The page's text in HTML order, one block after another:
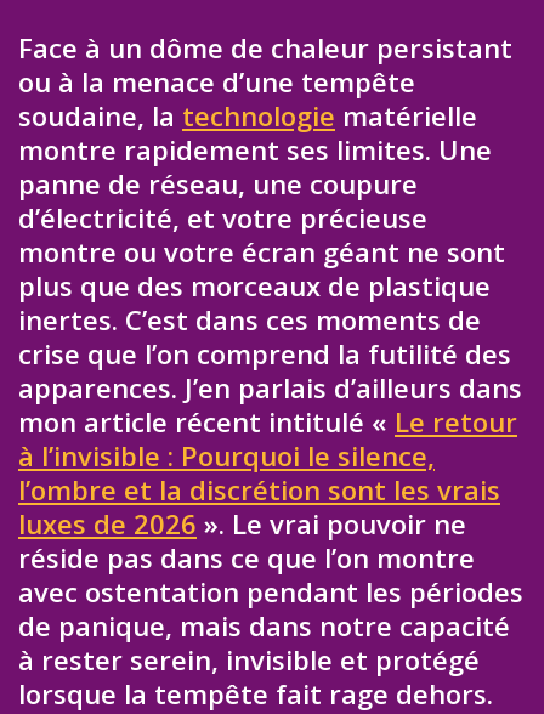
Face à un dôme de chaleur persistant
ou à la menace d’une tempête
soudaine, la technologie matérielle
montre rapidement ses limites. Une
panne de réseau, une coupure
d’électricité, et votre précieuse
montre ou votre écran géant ne sont
plus que des morceaux de plastique
inertes. C’est dans ces moments de
crise que l’on comprend la futilité des
apparences. J’en parlais d’ailleurs dans
mon article récent intitulé « Le retour
à l’invisible : Pourquoi le silence,
l’ombre et la discrétion sont les vrais
luxes de 2026 ». Le vrai pouvoir ne
réside pas dans ce que l’on montre
avec ostentation pendant les périodes
de panique, mais dans notre capacité
à rester serein, invisible et protégé
lorsque la tempête fait rage dehors.